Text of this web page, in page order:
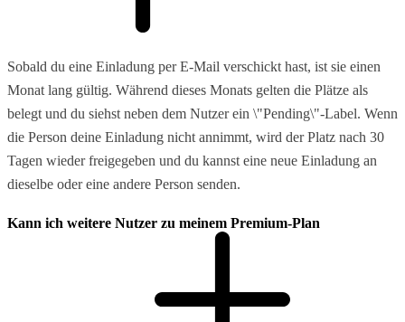
Sobald du eine Einladung per E-Mail verschickt hast, ist sie einen
Monat lang gültig. Während dieses Monats gelten die Plätze als
belegt und du siehst neben dem Nutzer ein \"Pending\"-Label. Wenn
die Person deine Einladung nicht annimmt, wird der Platz nach 30
Tagen wieder freigegeben und du kannst eine neue Einladung an
dieselbe oder eine andere Person senden.
Kann ich weitere Nutzer zu meinem Premium-Plan